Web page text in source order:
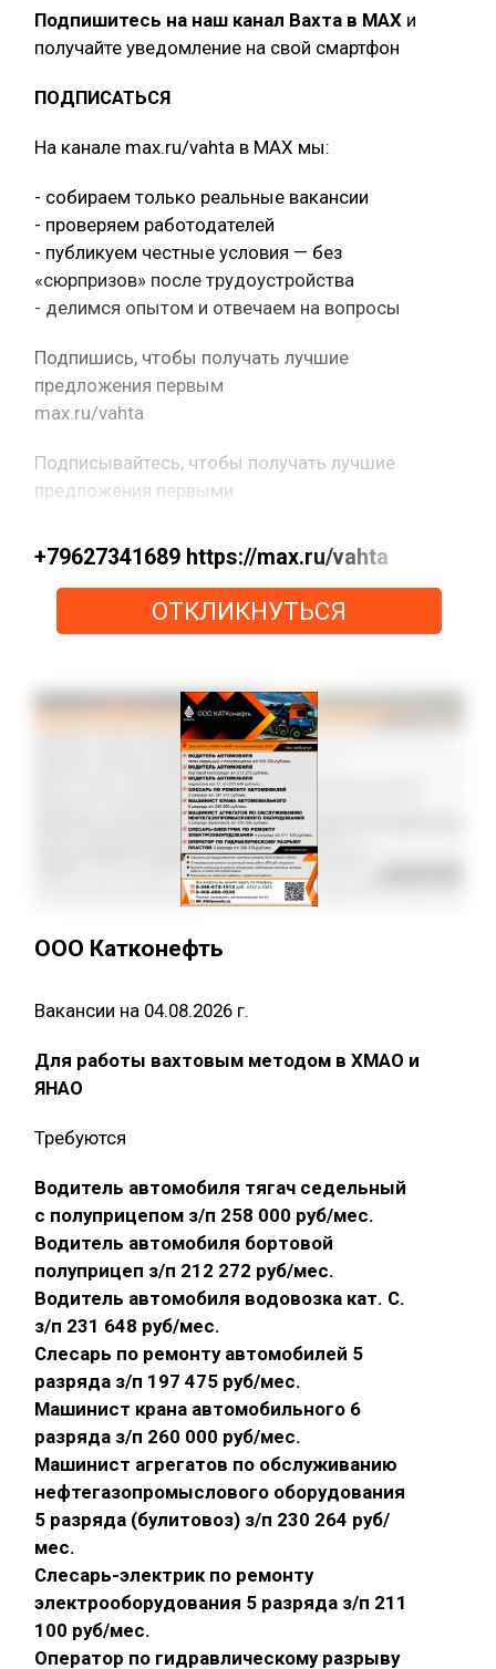
Подпишитесь на наш канал Вахта в МАХ и
получайте уведомление на свой смартфон
ПОДПИСАТЬСЯ
На канале max.ru/vahta в MAX мы:
- собираем только реальные вакансии
- проверяем работодателей
- публикуем честные условия — без
«сюрпризов» после трудоустройства
- делимся опытом и отвечаем на вопросы
Подпишись, чтобы получать лучшие
предложения первым
max.ru/vahta
Подписывайтесь, чтобы получать лучшие
предложения первыми
+79627341689 https://max.ru/vahta
ОТКЛИКНУТЬСЯ
ООО Катконефть
Вакансии на 04.08.2026 г.
Для работы вахтовым методом в ХМАО и
ЯНАО
Требуются
Водитель автомобиля тягач седельный
с полуприцепом з/п 258 000 руб/мес.
Водитель автомобиля бортовой
полуприцеп з/п 212 272 руб/мес.
Водитель автомобиля водовозка кат. С.
з/п 231 648 руб/мес.
Слесарь по ремонту автомобилей 5
разряда з/п 197 475 руб/мес.
Машинист крана автомобильного 6
разряда з/п 260 000 руб/мес.
Машинист агрегатов по обслуживанию
нефтегазопромыслового оборудования
5 разряда (булитовоз) з/п 230 264 руб/
мес.
Слесарь-электрик по ремонту
электрооборудования 5 разряда з/п 211
100 руб/мес.
Оператор по гидравлическому разрыву